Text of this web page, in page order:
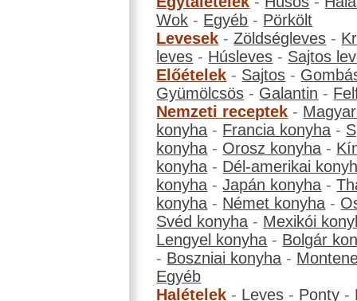
Wok - Egyéb - Pörkölt
Levesek -Zöldségleves -
leves - Húsleves - Sajtos
Előételek - Sajtos -
Gyümölcsös - Galantin -
Nemzeti receptek -
konyha - Francia konyha -
konyha - Orosz konyha -
konyha - Dél-amerikai
konyha -Japán konyha -
konyha - Német konyha -
Svéd konyha - Mexikói
Lengyel konyha - Bolgár
- Boszniai konyha -
Egyéb
Halételek - Leves - Ponty -